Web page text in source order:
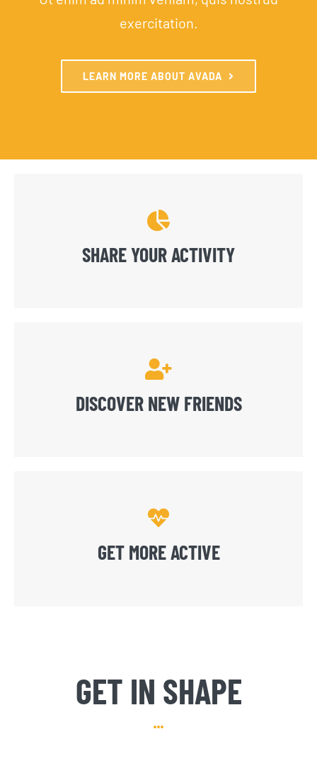
exercitation.
LEARN MORE ABOUT AVADA
SHARE YOUR ACTIVITY
DISCOVER NEW FRIENDS
GET MORE ACTIVE
GET IN SHAPE